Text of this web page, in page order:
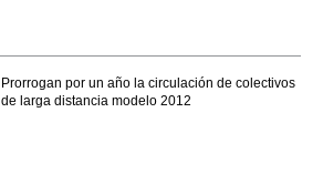
Prorrogan por un año la circulación de colectivos
de larga distancia modelo 2012